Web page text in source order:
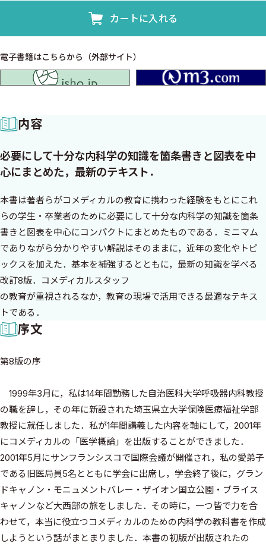
カートに入れる
電子書籍はこちらから（外部サイト）
内容
必要にして十分な内科学の知識を箇条書きと図表を中
心にまとめた，最新のテキスト．
本書は著者らがコメディカルの教育に携わった経験をもとにこれ
らの学生・卒業者のために必要にして十分な内科学の知識を箇条
書きと図表を中心にコンパクトにまとめたものである．ミニマム
でありながら分かりやすい解説はそのままに，近年の変化やトピ
ックスを加えた．基本を補強するとともに，最新の知識を学べる
改訂8版．コメディカルスタッフ
の教育が重視されるなか，教育の現場で活用できる最適なテキス
トである．
序文
第8版の序
1999年3月に，私は14年間勤務した自治医科大学呼吸器内科教授
の職を辞し，その年に新設された埼玉県立大学保険医療福祉学部
教授に就任しました．私が1年間講義した内容を軸にして，2001年
にコメディカルの「医学概論」を出版することができました．
2001年5月にサンフランシスコで国際会議が開催され，私の愛弟子
である旧医局員5名とともに学会に出席し，学会終了後に，グラン
ドキャノン・モニュメントバレー・ザイオン国立公園・ブライス
キャノンなど大西部の旅をしました．その時に，一つ皆で力を合
わせて，本当に役立つコメディカルのための内科学の教科書を作成
しようという話がまとまりました．本書の初版が出版されたの